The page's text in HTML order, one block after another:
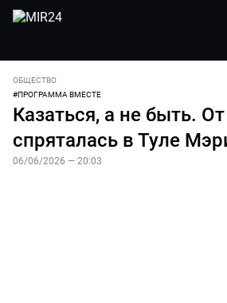
ОБЩЕСТВО
#ПРОГРАММА ВМЕСТЕ
Казаться, а не быть. От
спряталась в Туле
06/06/2026 — 20:03